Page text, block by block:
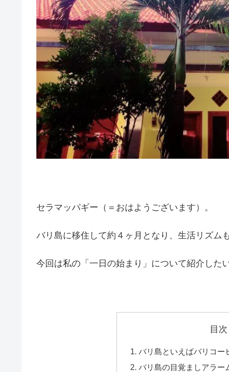
セラマッパギー（＝おはようございます）。
バリ島に移住して約４ヶ月となり、生活リズム
今回は私の「一日の始まり」について紹介した
目次
バリ島といえばバリコー
バリ島の目覚ましアラー